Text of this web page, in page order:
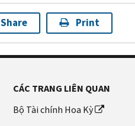
Share Print
CÁC TRANG LIÊN QUAN
Bộ Tài chính Hoa Kỳ